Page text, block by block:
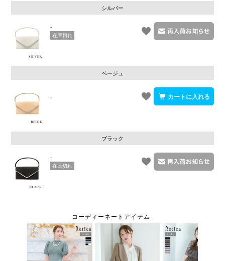
シルバー
-
在庫切れ
ベージュ
-
ブラック
-
在庫切れ